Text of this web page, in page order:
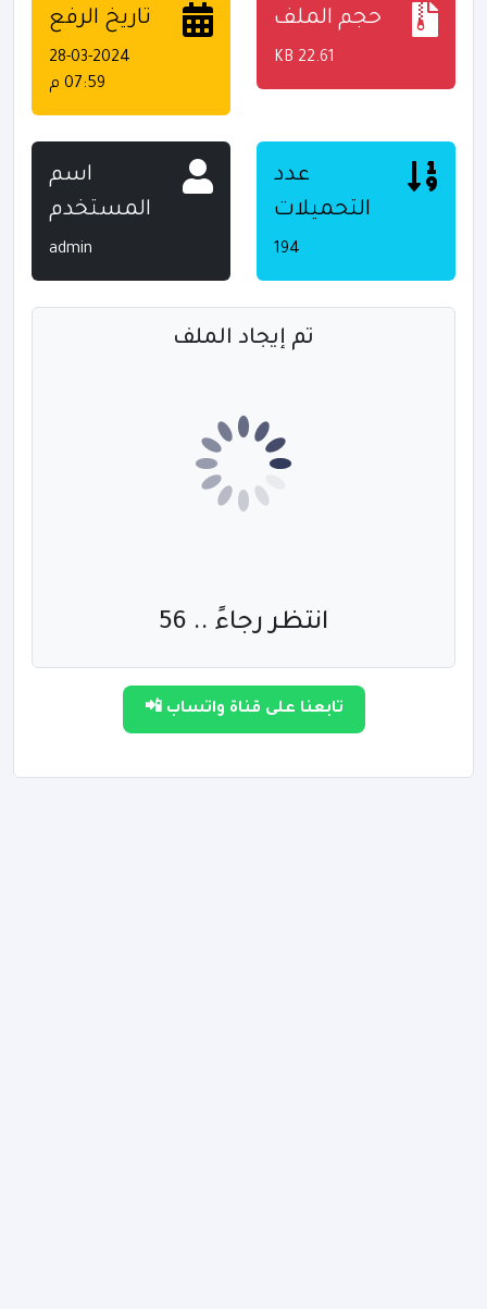
حجم الملف
22.61 KB
تاريخ الرفع
28-03-2024
07:59 م
عدد
التحميلات
194
اسم
المستخدم
admin
تم إيجاد الملف
انتظر رجاءً .. 56
تابعنا على قناة واتساب 📲